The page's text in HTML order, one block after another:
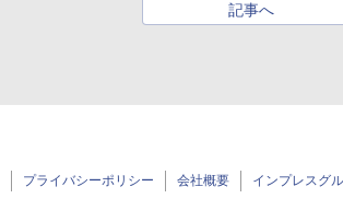
記事へ
プライバシーポリシー 会社概要 インプレスグ